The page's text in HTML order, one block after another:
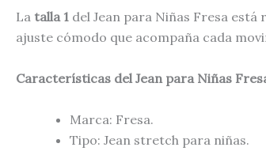
La talla 1 del Jean para Niñas Fresa está
ajuste cómodo que acompaña cada
Características del Jean para Niñas
Marca: Fresa.
Tipo: Jean stretch para niñas.